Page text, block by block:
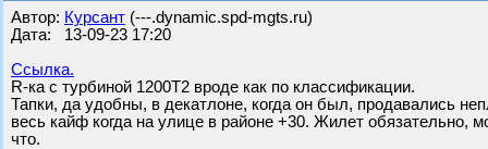
Автор: Курсант (---.dynamic.spd-mgts.ru)
Дата: 13-09-23 17:20
Ссылка.
R-ка с турбиной 1200Т2 вроде как по классификации.
Тапки, да удобны, в декатлоне, когда он был, продавались
весь кайф когда на улице в районе +30. Жилет обязательно,
что.